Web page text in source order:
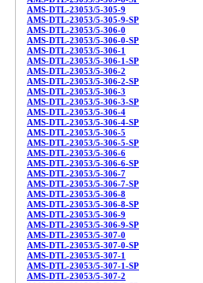
AMS-DTL-23053/5-305-9
AMS-DTL-23053/5-305-9-SP
AMS-DTL-23053/5-306-0
AMS-DTL-23053/5-306-0-SP
AMS-DTL-23053/5-306-1
AMS-DTL-23053/5-306-1-SP
AMS-DTL-23053/5-306-2
AMS-DTL-23053/5-306-2-SP
AMS-DTL-23053/5-306-3
AMS-DTL-23053/5-306-3-SP
AMS-DTL-23053/5-306-4
AMS-DTL-23053/5-306-4-SP
AMS-DTL-23053/5-306-5
AMS-DTL-23053/5-306-5-SP
AMS-DTL-23053/5-306-6
AMS-DTL-23053/5-306-6-SP
AMS-DTL-23053/5-306-7
AMS-DTL-23053/5-306-7-SP
AMS-DTL-23053/5-306-8
AMS-DTL-23053/5-306-8-SP
AMS-DTL-23053/5-306-9
AMS-DTL-23053/5-306-9-SP
AMS-DTL-23053/5-307-0
AMS-DTL-23053/5-307-0-SP
AMS-DTL-23053/5-307-1
AMS-DTL-23053/5-307-1-SP
AMS-DTL-23053/5-307-2